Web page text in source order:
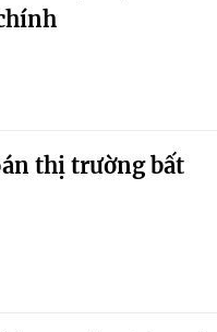
thị trường bất